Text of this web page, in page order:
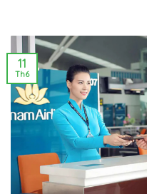
11
Th6